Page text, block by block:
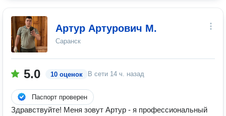
Артур Артурович М.
Саранск
5.0 10 оценок В сети 14 ч. назад
Паспорт проверен
Здравствуйте! Меня зовут Артур - я профессиональный